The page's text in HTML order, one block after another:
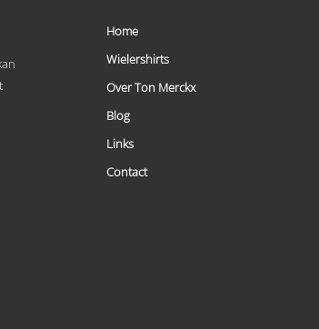
kan
gekozen
worden
de
Home
Wielershirts
Over Ton Merckx
Blog
Links
Contact